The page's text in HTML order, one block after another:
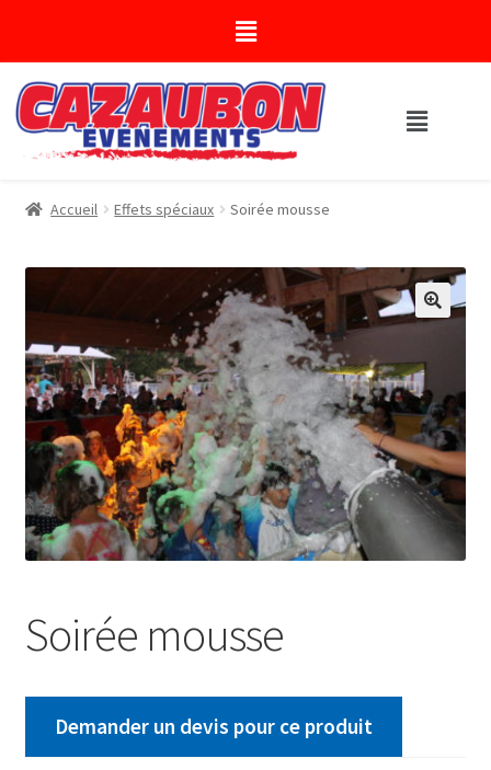
Accueil Effets spéciaux Soirée mousse
Soirée mousse
Demander un devis pour ce produit